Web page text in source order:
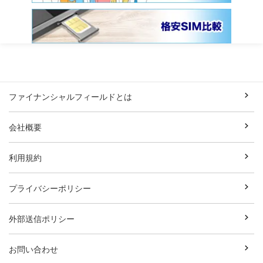
ファイナンシャルフィールドとは
会社概要
利用規約
プライバシーポリシー
外部送信ポリシー
お問い合わせ